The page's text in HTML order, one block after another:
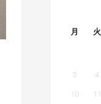
月 火
3
4
10
11